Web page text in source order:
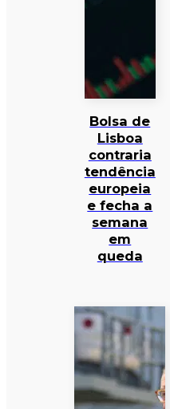
Bolsa de
Lisboa
contraria
tendência
europeia
e fecha a
semana
em
queda